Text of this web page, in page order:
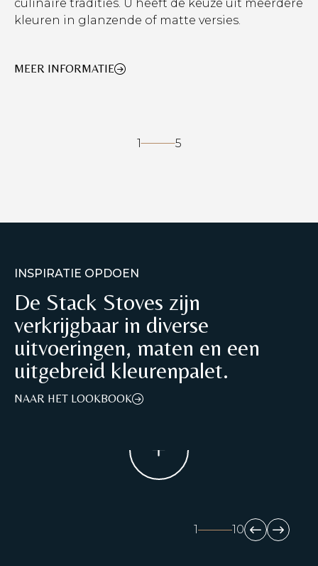
culinaire tradities. U heeft de keuze uit meerdere
kleuren in glanzende of matte versies.
MEER INFORMATIE
1 5
INSPIRATIE OPDOEN
De Stack Stoves zijn
verkrijgbaar in diverse
uitvoeringen, maten en een
uitgebreid kleurenpalet.
NAAR HET LOOKBOOK
1 10